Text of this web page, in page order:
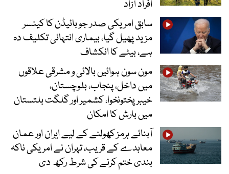
افراد آزاد
سابق امریکی صدر جو بائیڈن کا کینسر
مزید پھیل گیا، بیماری انتہائی تکلیف دہ
ہے، بیٹے کا انکشاف
مون سون ہوائیں بالائی و مشرقی علاقوں
میں داخل، پنجاب، بلوچستان،
خیبرپختونخوا، کشمیر اور گلگت بلتستان
میں بارش کا امکان
آبنائے ہرمز کھولنے کے لیے ایران اور عمان
معاہدے کے قریب، تہران نے امریکی ناکہ
بندی ختم کرنے کی شرط رکھ دی